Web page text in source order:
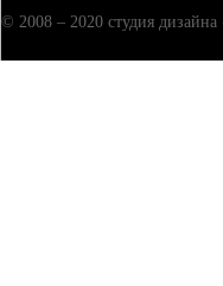
© 2008 – 2020 студия дизайна